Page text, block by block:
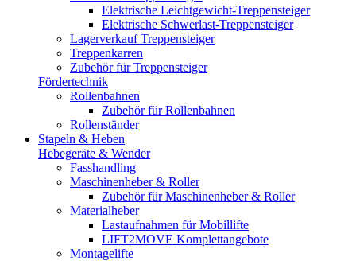
Elektrische Leichtgewicht-Treppensteiger
Elektrische Schwerlast-Treppensteiger
Lagerverkauf Treppensteiger
Treppenkarren
Zubehör für Treppensteiger
Fördertechnik
Rollenbahnen
Zubehör für Rollenbahnen
Rollenständer
Stapeln & Heben
Hebegeräte & Wender
Fasshandling
Maschinenheber & Roller
Zubehör für Maschinenheber & Roller
Materialheber
Lastaufnahmen für Mobillifte
LIFT2MOVE Komplettangebote
Montagelifte